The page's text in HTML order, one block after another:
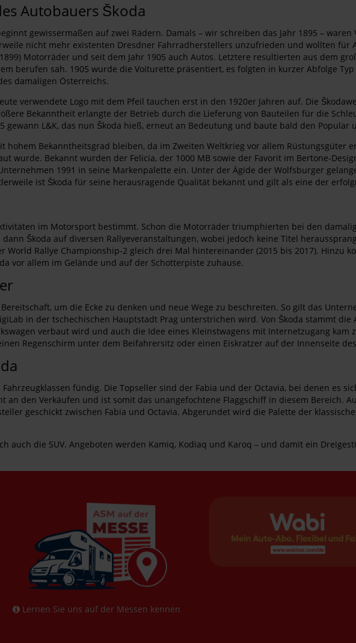
Autobauers Škoda
gewissermaßen auf zwei Rädern. Damals – wir schreiben das Jahr 1895 –
nicht mehr existenten Dresdner Fahrradherstellers unzufrieden und wollten für
Motorräder und seit dem Jahr 1905 auch Autos. Letztere resultierten aus dem
berufen sah. 1905 wurde die Voiturette präsentiert, es folgten in kurzer Abfolge
damaligen Österreichs.
verwendete Logo mit dem Pfeil tauchen erst in den 1920er Jahren auf. Die
Bekanntheit erlangte der Betrieb durch die Lieferung von Bauteilen für die
gewann L&K, das nun Škoda hieß, erneut an Bedeutung und baute bald den Popular
hohem Bekanntheitsgrad bleiben, da im Zweiten Weltkrieg vor allem Rüstungsgüter
wurde. Bekannt wurden der Felicia, der 1000 MB sowie der Favorit im Bertone-
1991 in seine Markenpalette ein. Unter der Ägide der Wolfsburger
ist Škoda für seine herausragende Qualität bekannt und gilt als eine der
im Motorsport bestimmt. Schon die Motorräder triumphierten bei den
Škoda auf diversen Rallyeveranstaltungen, wobei jedoch keine Titel
Rallye Championship-2 gleich drei Mal hintereinander (2015 bis 2017). Hinzu
vor allem im Gelände und auf der Schotterpiste zuhause.
um die Ecke zu denken und neue Wege zu beschreiten. So gilt das
in der tschechischen Hauptstadt Prag unterstrichen wird. Von Škoda stammt die
verbaut wird und auch die Idee eines Kleinstwagens mit Internetzugang
Regenschirm unter dem Beifahrersitz oder einen Eiskratzer auf der Innenseite
fündig. Die Topseller sind der Fabia und der Octavia, bei denen es
an den Verkäufen und ist somit das unangefochtene Flaggschiff in diesem Bereich.
geschickt zwischen Fabia und Octavia. Abgerundet wird die Palette der
auch die SUV. Angeboten werden Kamiq, Kodiaq und Karoq – und damit ein
Lernen Sie uns auf der Messen kennen